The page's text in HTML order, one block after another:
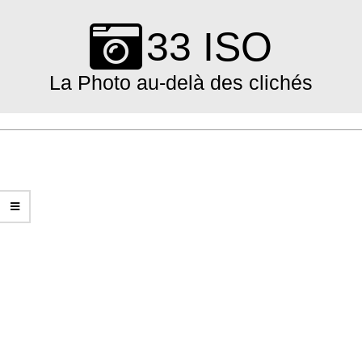
33 ISO
La Photo au-delà des clichés
Primary